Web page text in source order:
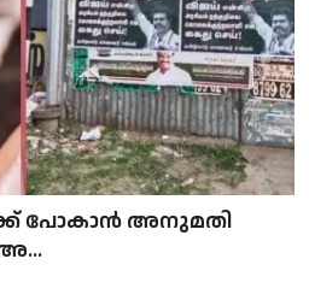
പോകാൻ അനുമതി